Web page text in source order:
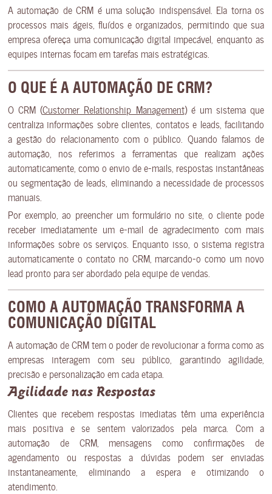
A automação de CRM é uma solução indispensável. Ela torna os
processos mais ágeis, fluídos e organizados, permitindo que sua
empresa ofereça uma comunicação digital impecável, enquanto as
equipes internas focam em tarefas mais estratégicas.
O QUE É A AUTOMAÇÃO DE CRM?
O CRM (Customer Relationship Management) é um sistema que
centraliza informações sobre clientes, contatos e leads, facilitando
a gestão do relacionamento com o público. Quando falamos de
automação, nos referimos a ferramentas que realizam ações
automaticamente, como o envio de e-mails, respostas instantâneas
ou segmentação de leads, eliminando a necessidade de processos
manuais.
Por exemplo, ao preencher um formulário no site, o cliente pode
receber imediatamente um e-mail de agradecimento com mais
informações sobre os serviços. Enquanto isso, o sistema registra
automaticamente o contato no CRM, marcando-o como um novo
lead pronto para ser abordado pela equipe de vendas.
COMO A AUTOMAÇÃO TRANSFORMA A
COMUNICAÇÃO DIGITAL
A automação de CRM tem o poder de revolucionar a forma como as
empresas interagem com seu público, garantindo agilidade,
precisão e personalização em cada etapa.
Agilidade nas Respostas
Clientes que recebem respostas imediatas têm uma experiência
mais positiva e se sentem valorizados pela marca. Com a
automação de CRM, mensagens como confirmações de
agendamento ou respostas a dúvidas podem ser enviadas
instantaneamente, eliminando a espera e otimizando o
atendimento.